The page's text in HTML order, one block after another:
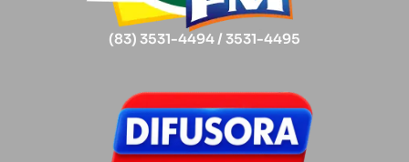
(83) 3531-4494 / 3531-4495